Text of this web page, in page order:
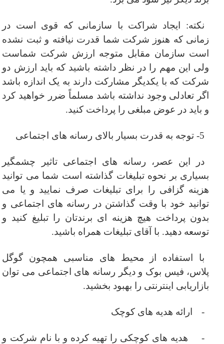
نکته: ایجاد شراکت با سازمانی که قوی است در
زمانی که هنوز شرکت شما قدرت نیافته و ثبت نشده
است سازمان مقابل متوجه ارزش شرکت شماست
ولی این مهم را در نظر داشته باشید که باید ارزش دو
شرکت که با یکدیگر مشارکت دارند به یک اندازه باشد
اگر تعادلی وجود نداشته باشد مسلماً ضرر خواهید کرد
و باید در عوض مبلغی را پرداخت کنید.
5- توجه به قدرت بسیار بالای رسانه های اجتماعی
در این عصر، رسانه های اجتماعی تاثیر چشمگیر
بسیاری بر نحوه تبلیغات گذاشته است شما می توانید
هزینه گزافی را برای تبلیغات صرف نمایید و یا می
توانید خود با وقت گذاشتن در رسانه های اجتماعی و
بدون پرداخت هیچ هزینه ای برندتان را تبلیغ کنید و
توسعه دهید. با آقای تبلیغات همراه باشید.
با استفاده از محیط های مناسبی همچون گوگل
پلاس، فیس بوک و دیگر رسانه های اجتماعی می توان
بازاریابی اینترنتی را بهبود بخشید.
- ارائه هدیه های کوچک
-
هدیه های کوچکی را تهیه کرده و با نام شرکت و